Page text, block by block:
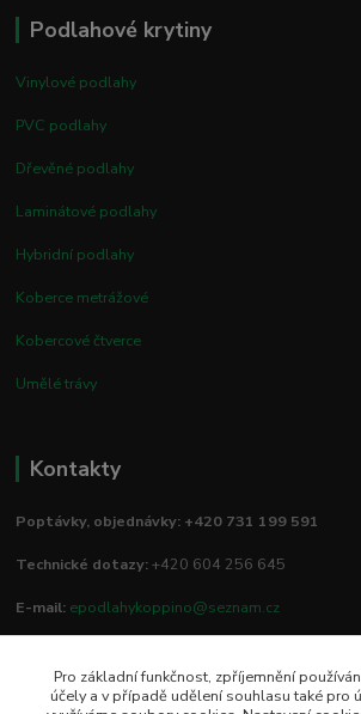
Podlahové krytiny
Vinylové podlahy
PVC podlahy
Dřevěné podlahy
Laminátové podlahy
Hybridní podlahy
Koberce metrážové
Kobercové čtverce
Umělé trávy
Kontakty
Poptávky, objednávky: +420 731 199 591
Technické dotazy:+420 604 256 645
E-mail: epodlahykoppino@seznam.cz
Prodejna/vzorkovna:
Pro základní funkčnost, zpříjemnění
účely a v případě udělení souhlasu také pro